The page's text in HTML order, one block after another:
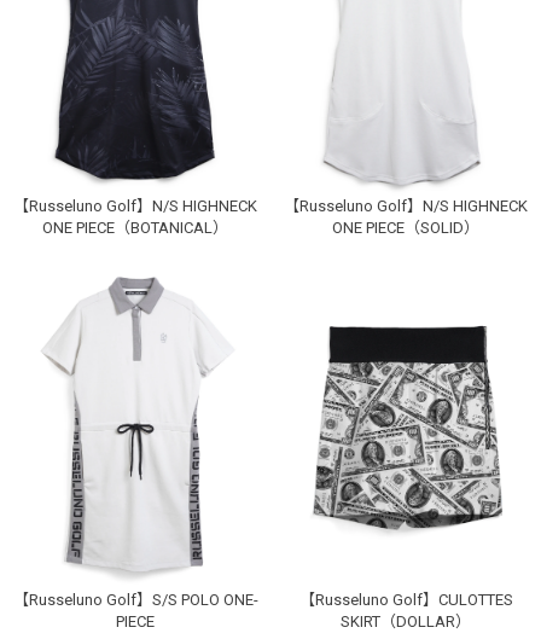
GRAY 0 SOLD OUT
カートに入れる
NAVY 0
お買い物を続ける
【Russeluno Golf】N/S HIGHNECK
ONE PIECE（BOTANICAL）
【Russeluno Golf】N/S HIGHNECK
ONE PIECE（SOLID）
【Russeluno Golf】S/S POLO ONE-
PIECE
【Russeluno Golf】CULOTTES
SKIRT（DOLLAR）